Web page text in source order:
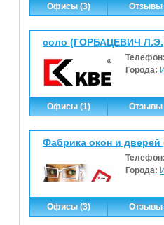
Офисы (3) Отзывы
соло (ГОРБАЦЕВИЧ
Города:
Офисы (1) Отзывы
Фабрика окон и
Города:
Офисы (3) Отзывы